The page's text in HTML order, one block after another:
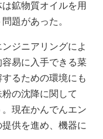
鉱物質オイルを用
題があった。
ジニアリングによ
易に入手できる菜
るための環境にも
の沈降に関して
現在かんでんエン
供を進め、機器に